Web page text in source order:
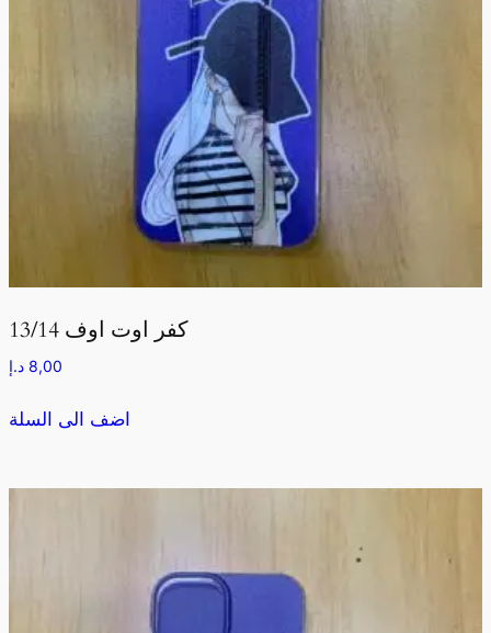
كفر اوت اوف 13/14
8,00 د.إ
اضف الى السلة